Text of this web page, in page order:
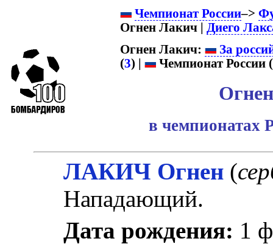
Чемпионат России–>
Огнен Лакич | Диего
Огнен Лакич:
За
(3) | Чемпионат России (
в чемпионатах
ЛАКИЧ Огнен (
Нападающий.
Дата рождения: 1